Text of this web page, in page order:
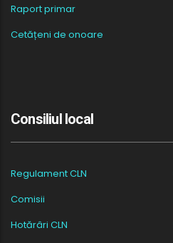
Raport primar
Cetățeni de onoare
Consiliul local
Regulament CLN
Comisii
Hotărâri CLN